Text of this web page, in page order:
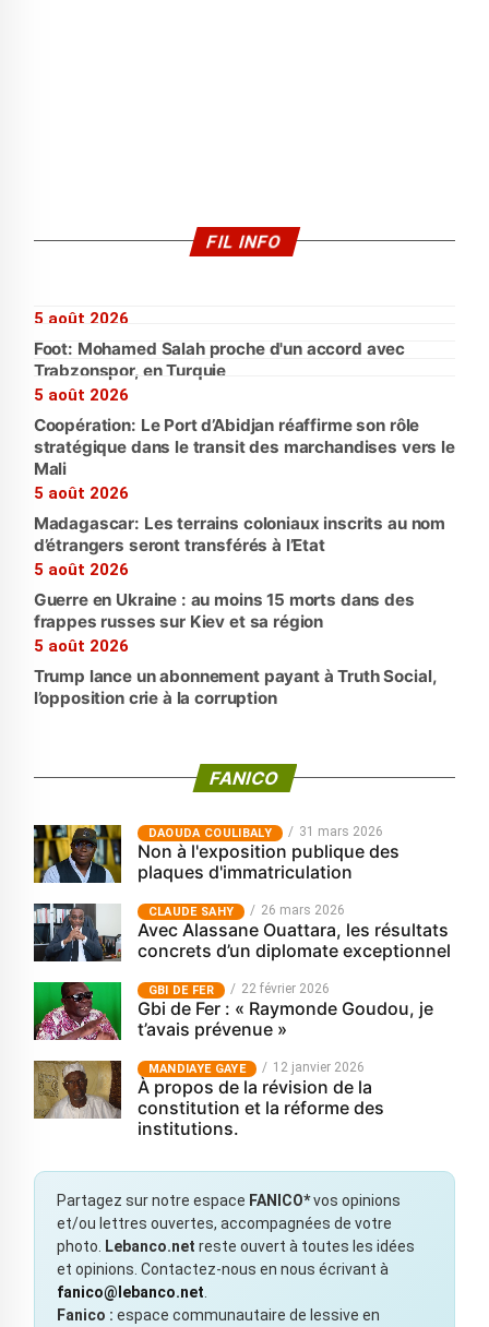
FIL INFO
5 août 2026
Foot: Mohamed Salah proche d'un accord avec
Trabzonspor, en Turquie
5 août 2026
Coopération: Le Port d’Abidjan réaffirme son rôle
stratégique dans le transit des marchandises vers le
Mali
5 août 2026
Madagascar: Les terrains coloniaux inscrits au nom
d’étrangers seront transférés à l’Etat
5 août 2026
Guerre en Ukraine : au moins 15 morts dans des
frappes russes sur Kiev et sa région
5 août 2026
Trump lance un abonnement payant à Truth Social,
l’opposition crie à la corruption
FANICO
‎DAOUDA COULIBALY 31 mars 2026
Non à l'exposition publique des
plaques d'immatriculation
CLAUDE SAHY 26 mars 2026
Avec Alassane Ouattara, les résultats
concrets d’un diplomate exceptionnel
GBI DE FER 22 février 2026
Gbi de Fer : « Raymonde Goudou, je
t’avais prévenue »
MANDIAYE GAYE 12 janvier 2026
À propos de la révision de la
constitution et la réforme des
institutions.
Partagez sur notre espace FANICO*vos opinions
et/ou lettres ouvertes, accompagnées de votre
photo.
Lebanco.net reste ouvert à toutes les idées
et opinions. Contactez-nous en nous écrivant à
fanico@lebanco.net
Fanico : espace communautaire de lessive en